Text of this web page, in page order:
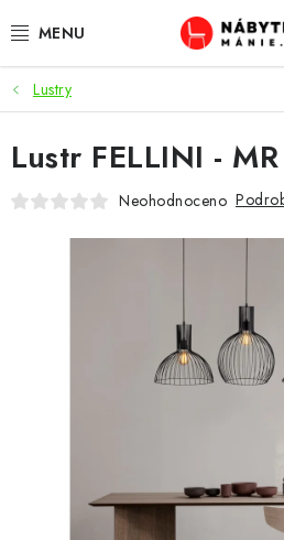
na
OBÝVACÍ POKOJ
KUCHYŇ A JÍDELNA
LOŽNICE
KANCELÁŘ / PRACOVNA
KOUPELNA A WC
CHOVATELSKÉ POTŘEBY
Lustry
Lustr FELLINI -
Neohodnoceno